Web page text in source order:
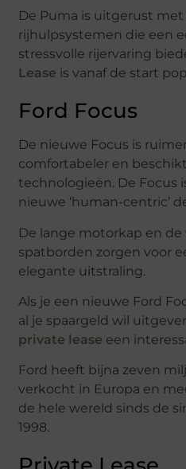
De Puma is uitgerust
rijhulpsystemen die een
stressvolle rijervaring
Lease is vanaf de start
Ford Focus
De nieuwe Focus is
comfortabeler en
technologieën. De Focus
nieuwe ‘human-centric’
De lange motorkap en
spatborden zorgen voor
elegante uitstraling.
Als je een nieuwe Ford
al je spaargeld wil
private lease een
Ford heeft bijna zeven
verkocht in Europa en
de hele wereld sinds de
1998.